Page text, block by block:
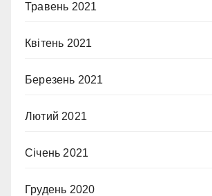
Травень 2021
Квітень 2021
Березень 2021
Лютий 2021
Січень 2021
Грудень 2020